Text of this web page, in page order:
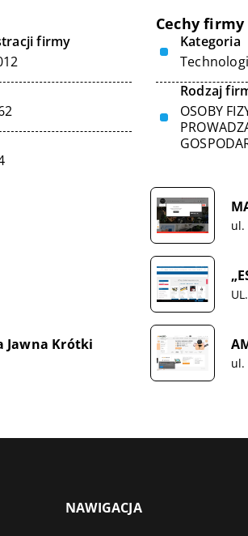
firmy
Cechy firmy
Kategoria
Rodzaj
OSOBY
ul.
Jawna Krótki
ul.
NAWIGACJA